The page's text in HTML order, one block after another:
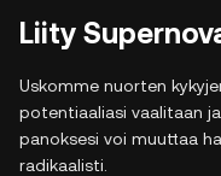
Liity
Uskomme nuorten
potentiaaliasi vaalitaan
panoksesi voi muuttaa
radikaalisti.